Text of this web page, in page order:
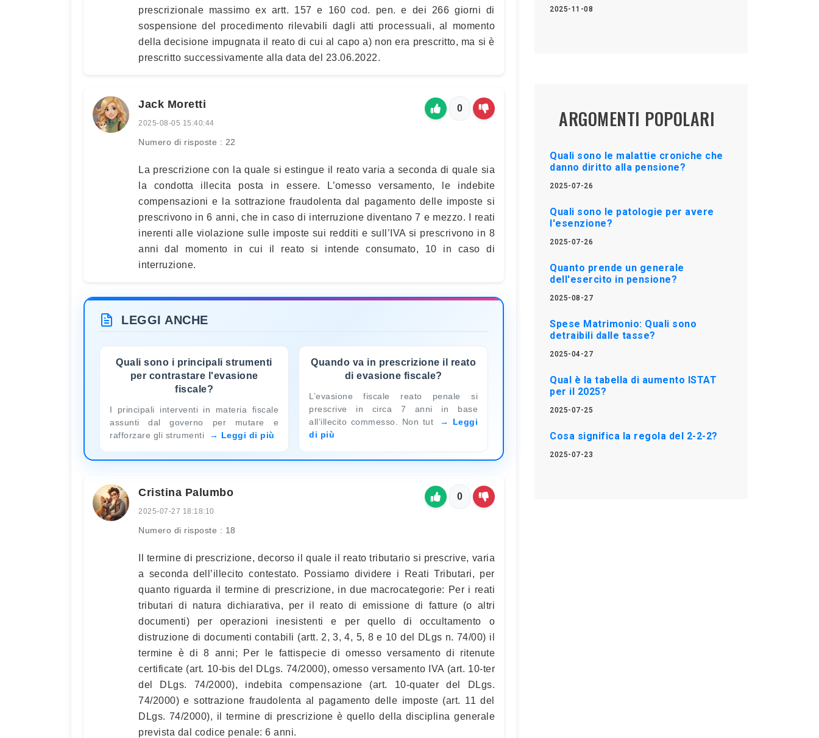
prescrizionale massimo ex artt. 157 e 160 cod. pen. e dei 266 giorni di
sospensione del procedimento rilevabili dagli atti processuali, al momento
della decisione impugnata il reato di cui al capo a) non era prescritto, ma si è
prescritto successivamente alla data del 23.06.2022.
Jack Moretti
2025-08-05 15:40:44
Numero di risposte : 22
0
La prescrizione con la quale si estingue il reato varia a seconda di quale sia
la condotta illecita posta in essere. L’omesso versamento, le indebite
compensazioni e la sottrazione fraudolenta dal pagamento delle imposte si
prescrivono in 6 anni, che in caso di interruzione diventano 7 e mezzo. I reati
inerenti alle violazione sulle imposte sui redditi e sull’IVA si prescrivono in 8
anni dal momento in cui il reato si intende consumato, 10 in caso di
interruzione.
LEGGI ANCHE
Quali sono i principali strumenti
per contrastare l'evasione
fiscale?
I principali interventi in materia fiscale
assunti dal governo per mutare e
rafforzare gli strumenti
Leggi di più
Quando va in prescrizione il reato
di evasione fiscale?
L’evasione fiscale reato penale si
prescrive in circa 7 anni in base
all’illecito commesso. Non tut
Leggi
di più
Cristina Palumbo
2025-07-27 18:18:10
Numero di risposte : 18
0
Il termine di prescrizione, decorso il quale il reato tributario si prescrive, varia
a seconda dell’illecito contestato. Possiamo dividere i Reati Tributari, per
quanto riguarda il termine di prescrizione, in due macrocategorie: Per i reati
tributari di natura dichiarativa, per il reato di emissione di fatture (o altri
documenti) per operazioni inesistenti e per quello di occultamento o
distruzione di documenti contabili (artt. 2, 3, 4, 5, 8 e 10 del DLgs n. 74/00) il
termine è di 8 anni; Per le fattispecie di omesso versamento di ritenute
certificate (art. 10-bis del DLgs. 74/2000), omesso versamento IVA (art. 10-ter
del DLgs. 74/2000), indebita compensazione (art. 10-quater del DLgs.
74/2000) e sottrazione fraudolenta al pagamento delle imposte (art. 11 del
DLgs. 74/2000), il termine di prescrizione è quello della disciplina generale
prevista dal codice penale: 6 anni.
2025-11-08
ARGOMENTI POPOLARI
Quali sono le malattie croniche che
danno diritto alla pensione?
2025-07-26
Quali sono le patologie per avere
l'esenzione?
2025-07-26
Quanto prende un generale
dell'esercito in pensione?
2025-08-27
Spese Matrimonio: Quali sono
detraibili dalle tasse?
2025-04-27
Qual è la tabella di aumento ISTAT
per il 2025?
2025-07-25
Cosa significa la regola del 2-2-2?
2025-07-23